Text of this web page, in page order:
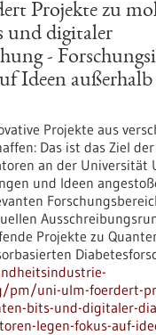
Projekte zu
und digitaler
-
Ideen außerhalb
Projekte aus
Das ist das Ziel der
an der Universität
und Ideen
Projekte zu
pm/uni-ulm-foerdert-
bits-und-digitaler-
legen-fokus-auf-